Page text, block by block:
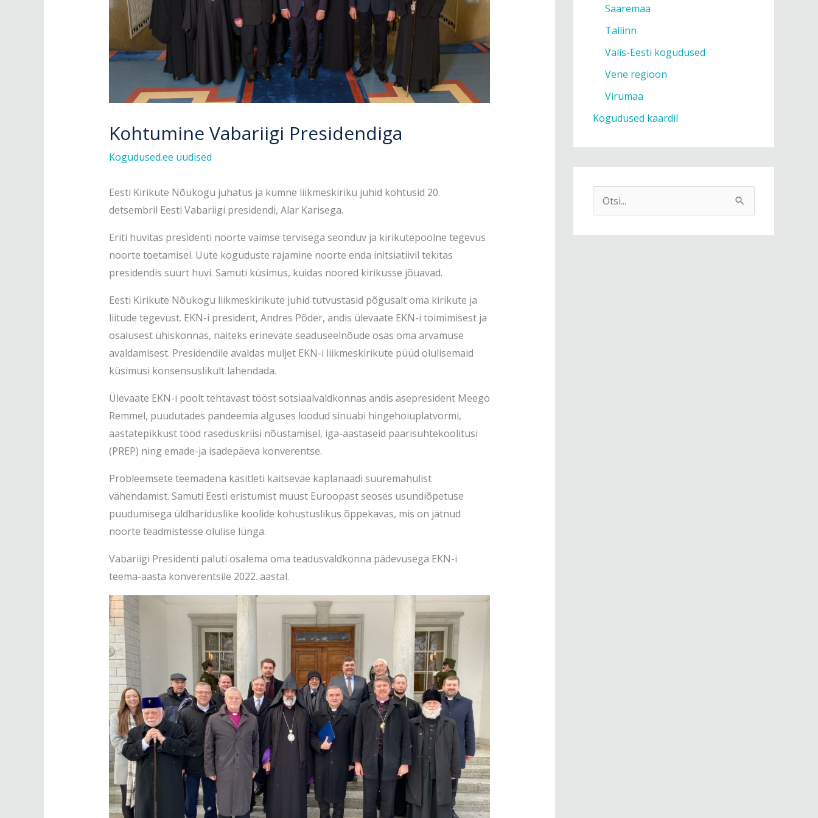
Kohtumine Vabariigi Presidendiga
Kogudused.ee uudised
Eesti Kirikute Nõukogu juhatus ja kümne liikmeskiriku juhid kohtusid 20.
detsembril Eesti Vabariigi presidendi, Alar Karisega.
Eriti huvitas presidenti noorte vaimse tervisega seonduv ja kirikutepoolne tegevus
noorte toetamisel. Uute koguduste rajamine noorte enda initsiatiivil tekitas
presidendis suurt huvi. Samuti küsimus, kuidas noored kirikusse jõuavad.
Eesti Kirikute Nõukogu liikmeskirikute juhid tutvustasid põgusalt oma kirikute ja
liitude tegevust. EKN-i president, Andres Põder, andis ülevaate EKN-i toimimisest ja
osalusest ühiskonnas, näiteks erinevate seaduseelnõude osas oma arvamuse
avaldamisest. Presidendile avaldas muljet EKN-i liikmeskirikute püüd olulisemaid
küsimusi konsensuslikult lahendada.
Ülevaate EKN-i poolt tehtavast tööst sotsiaalvaldkonnas andis asepresident Meego
Remmel, puudutades pandeemia alguses loodud sinuabi hingehoiuplatvormi,
aastatepikkust tööd raseduskriisi nõustamisel, iga-aastaseid paarisuhtekoolitusi
(PREP) ning emade-ja isadepäeva konverentse.
Probleemsete teemadena käsitleti kaitseväe kaplanaadi suuremahulist
vähendamist. Samuti Eesti eristumist muust Euroopast seoses usundiõpetuse
puudumisega üldhariduslike koolide kohustuslikus õppekavas, mis on jätnud
noorte teadmistesse olulise lünga.
Vabariigi Presidenti paluti osalema oma teadusvaldkonna pädevusega EKN-i
teema-aasta konverentsile 2022. aastal.
Saaremaa
Tallinn
Välis-Eesti kogudused
Vene regioon
Virumaa
Kogudused kaardil